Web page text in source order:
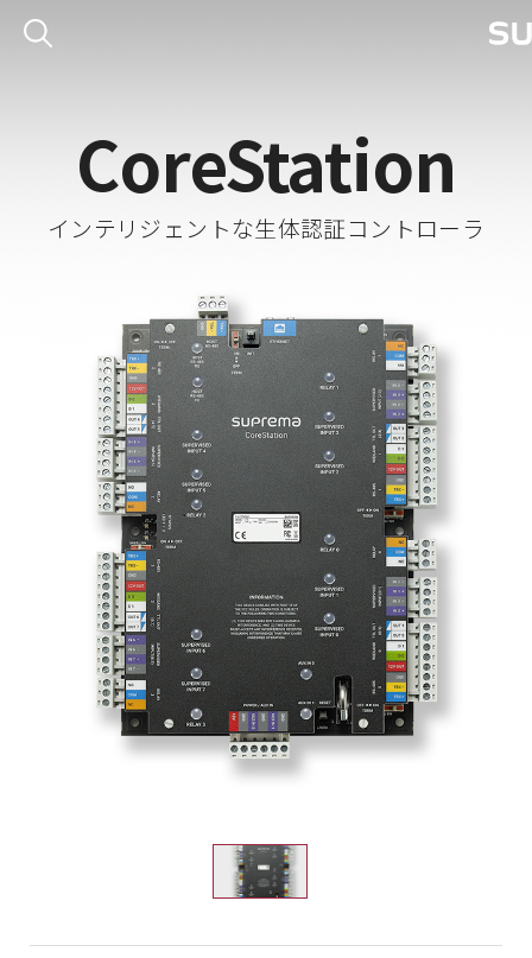
CoreStation
インテリジェントな生体認証コントローラ